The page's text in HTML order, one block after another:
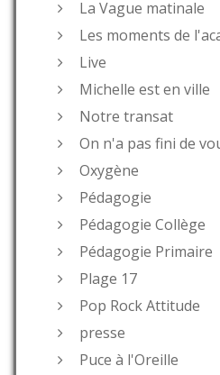
La Vague matinale
Les moments de
Live
Michelle est en ville
Notre transat
On n'a pas fini de
Oxygène
Pédagogie
Pédagogie Collège
Pédagogie Primaire
Plage 17
Pop Rock Attitude
presse
Puce à l'Oreille